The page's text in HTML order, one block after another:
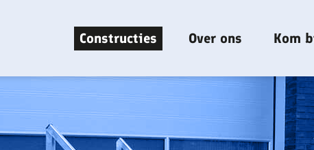
Constructies Over ons Kom